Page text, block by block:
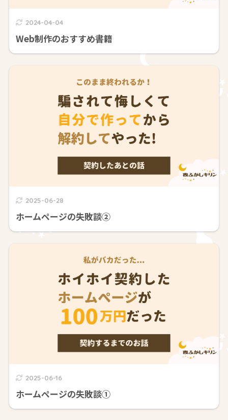
2024-04-04
Web制作のおすすめ書籍
2025-06-28
ホームページの失敗談②
2025-06-16
ホームページの失敗談①